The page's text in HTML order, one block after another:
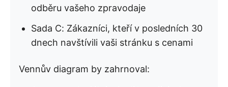
odběru vašeho zpravodaje
Sada C: Zákazníci, kteří v posledních 30
dnech navštívili vaši stránku s cenami
Vennův diagram by zahrnoval: